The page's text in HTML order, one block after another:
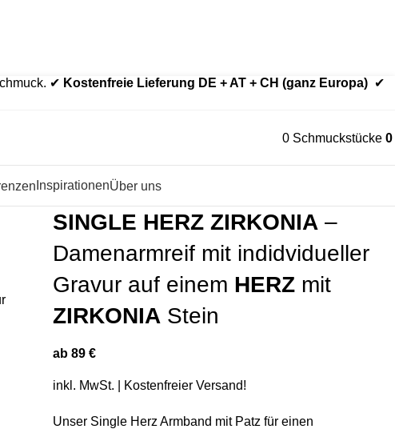
✔ Kostenfreie Lieferung DE + AT + CH (ganz Europa) ✔
0 Schmuckstücke 0
InspirationenÜber uns
SINGLE HERZ ZIRKONIA –
Damenarmreif mit indidvidueller
Gravur auf einem HERZ mit
ZIRKONIA Stein
ab 89 €
inkl. MwSt. | Kostenfreier Versand!
Unser Single Herz Armband mit Patz für einen